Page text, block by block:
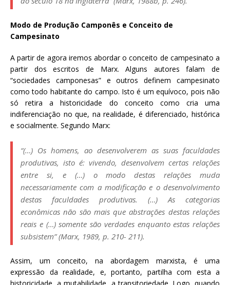
Modo de Produção Camponês e Conceito de
Campesinato
A partir de agora iremos abordar o conceito de campesinato a
partir dos escritos de Marx. Alguns autores falam de
“sociedades camponesas” e outros definem campesinato
como todo habitante do campo. Isto é um equívoco, pois não
só retira a historicidade do conceito como cria uma
indiferenciação no que, na realidade, é diferenciado, histórica
e socialmente. Segundo Marx:
“(…) Os homens, ao desenvolverem as suas faculdades
produtivas, isto é: vivendo, desenvolvem certas relações
entre si, e (…) o modo destas relações muda
necessariamente com a modificação e o desenvolvimento
destas faculdades produtivas. (…) As categorias
econômicas não são mais que abstrações destas relações
reais e (…) somente são verdades enquanto estas relações
subsistem” (Marx, 1989, p. 210- 211).
Assim, um conceito, na abordagem marxista, é uma
expressão da realidade, e, portanto, partilha com esta a